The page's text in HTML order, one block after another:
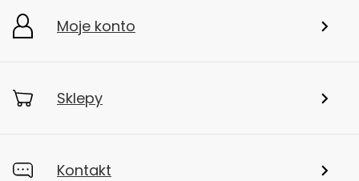
Moje konto
Sklepy
Kontakt